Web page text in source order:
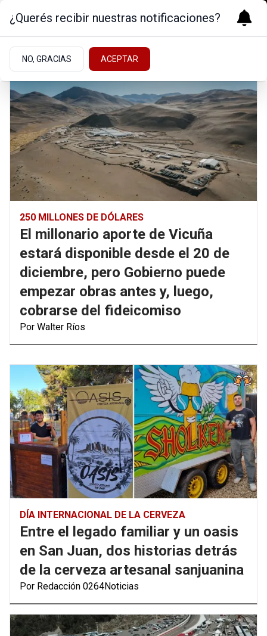
250 MILLONES DE DÓLARES
El millonario aporte de Vicuña
estará disponible desde el 20 de
diciembre, pero Gobierno puede
empezar obras antes y, luego,
cobrarse del fideicomiso
Por Walter Ríos
DÍA INTERNACIONAL DE LA CERVEZA
Entre el legado familiar y un oasis
en San Juan, dos historias detrás
de la cerveza artesanal sanjuanina
Por Redacción 0264Noticias
¿Querés recibir nuestras notificaciones?
NO, GRACIAS ACEPTAR